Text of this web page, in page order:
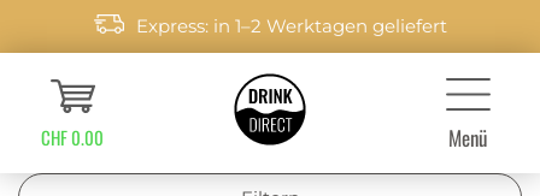
Express: in 1–2 Werktagen geliefert
CHF 0.00 Menü